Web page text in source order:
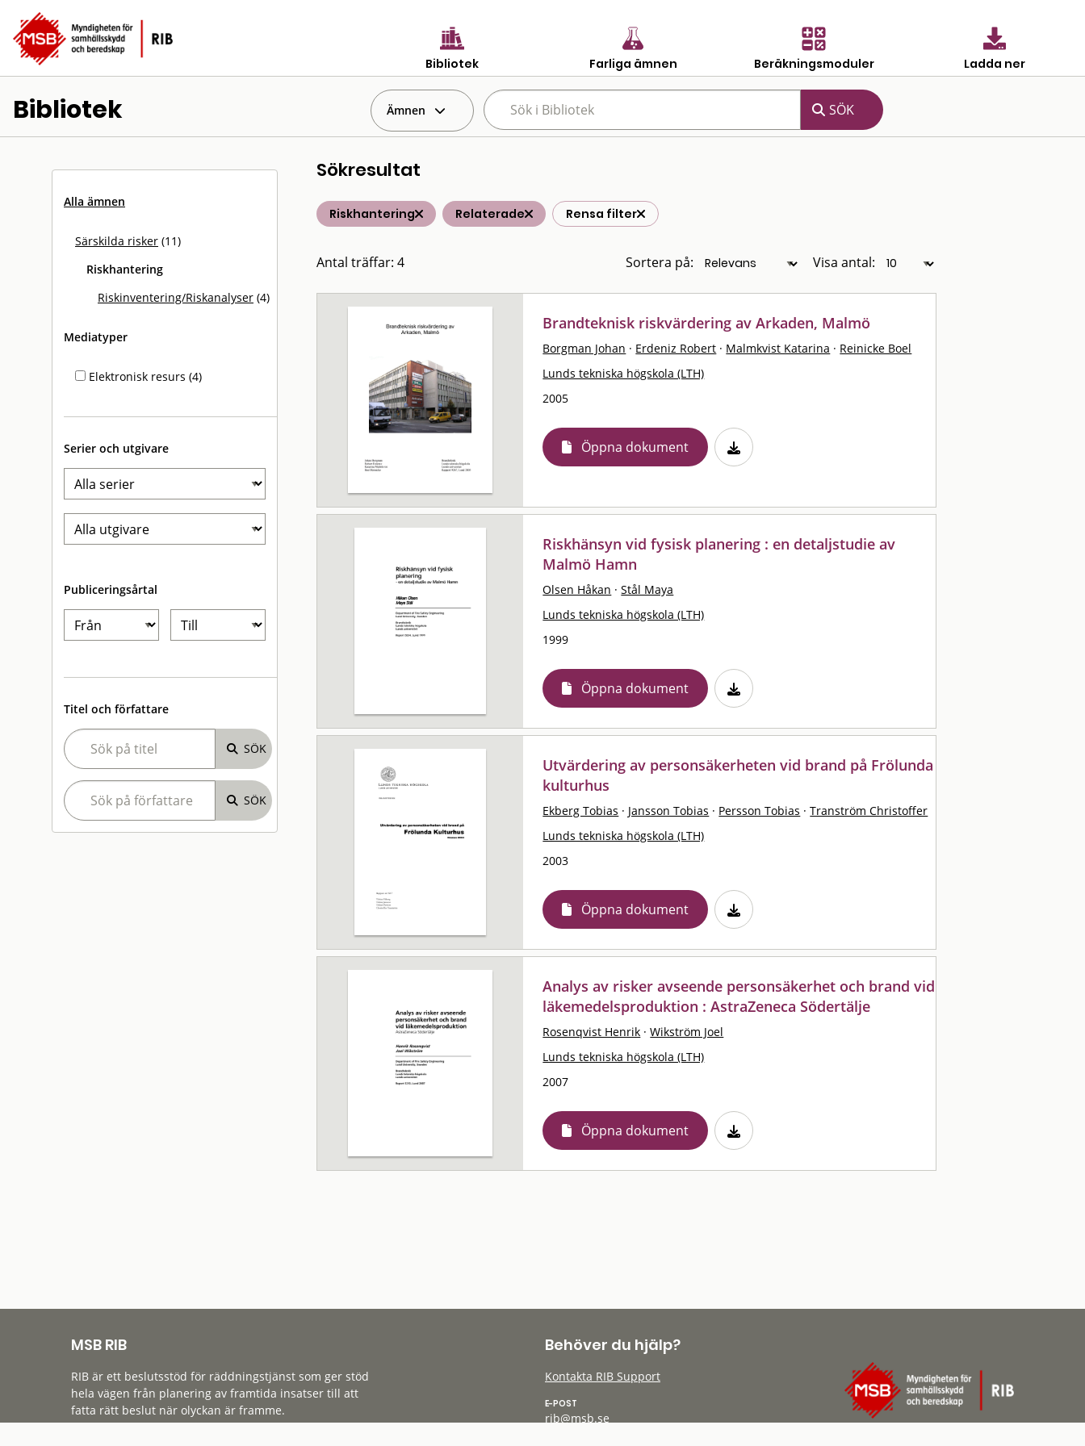
Bibliotek Farliga ämnen Beräkningsmoduler Ladda ner
Bibliotek Ämnen
Alla ämnen
Särskilda risker (11)
Riskhantering
Riskinventering/Riskanalyser (4)
Mediatyper
Elektronisk resurs (4)
Serier och utgivare
Publiceringsårtal
Titel och författare
Sökresultat
Riskhantering Relaterade Rensa filter
Antal träffar: 4 Sortera på: Visa antal:
Brandteknisk riskvärdering av Arkaden, Malmö
Borgman Johan · Erdeniz Robert · Malmkvist Katarina · Reinicke Boel
Lunds tekniska högskola (LTH)
2005
Öppna dokument
Riskhänsyn vid fysisk planering : en detaljstudie av
Malmö Hamn
Olsen Håkan · Stål Maya
Lunds tekniska högskola (LTH)
1999
Öppna dokument
Utvärdering av personsäkerheten vid brand på Frölunda
kulturhus
Ekberg Tobias · Jansson Tobias · Persson Tobias · Tranström Christoffer
Lunds tekniska högskola (LTH)
2003
Öppna dokument
Analys av risker avseende personsäkerhet och brand vid
läkemedelsproduktion : AstraZeneca Södertälje
Rosenqvist Henrik · Wikström Joel
Lunds tekniska högskola (LTH)
2007
Öppna dokument
MSB RIB
RIB är ett beslutsstöd för räddningstjänst som ger stöd
hela vägen från planering av framtida insatser till att
fatta rätt beslut när olyckan är framme.
Behöver du hjälp?
Kontakta RIB Support
E-POST
rib@msb.se